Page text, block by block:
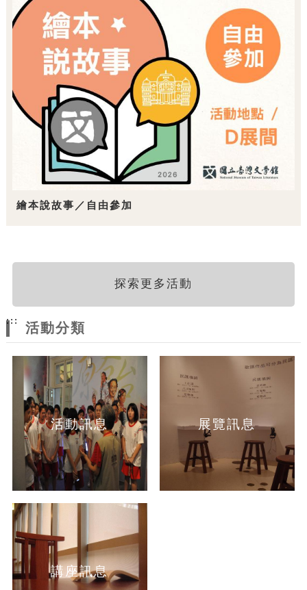
繪本說故事／自由參加
探索更多活動
:::
活動分類
活動訊息 展覽訊息
講座訊息